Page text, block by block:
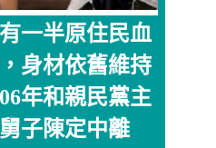
一半原住民血
身材依舊維持
年和親民黨主
子陳定中離